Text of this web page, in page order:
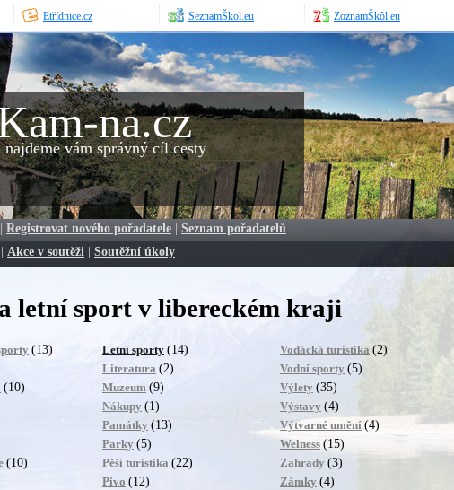
Etřídnice.cz SeznamŠkol.eu ZoznamŠkôl.eu
na.cz
najdeme vám správný cíl cesty
| Registrovat nového pořadatele | Seznam pořadatelů
| Akce v soutěži | Soutěžní úkoly
letní sport v libereckém kraji
(13)
(10)
(10)
Letní sporty (14)
Literatura (2)
Muzeum (9)
Nákupy (1)
Památky (13)
Parky (5)
Pěší turistika (22)
Pivo (12)
Vodácká turistika (2)
Vodní sporty (5)
Výlety (35)
Výstavy (4)
Výtvarné umění (4)
Welness (15)
Zahrady (3)
Zámky (4)